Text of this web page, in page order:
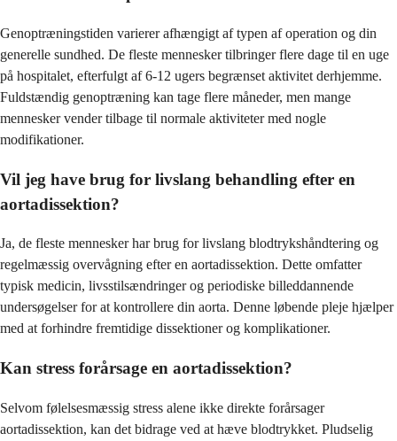
Genoptræningstiden varierer afhængigt af typen af operation og din
generelle sundhed. De fleste mennesker tilbringer flere dage til en uge
på hospitalet, efterfulgt af 6-12 ugers begrænset aktivitet derhjemme.
Fuldstændig genoptræning kan tage flere måneder, men mange
mennesker vender tilbage til normale aktiviteter med nogle
modifikationer.
Vil jeg have brug for livslang behandling efter en
aortadissektion?
Ja, de fleste mennesker har brug for livslang blodtrykshåndtering og
regelmæssig overvågning efter en aortadissektion. Dette omfatter
typisk medicin, livsstilsændringer og periodiske billeddannende
undersøgelser for at kontrollere din aorta. Denne løbende pleje hjælper
med at forhindre fremtidige dissektioner og komplikationer.
Kan stress forårsage en aortadissektion?
Selvom følelsesmæssig stress alene ikke direkte forårsager
aortadissektion, kan det bidrage ved at hæve blodtrykket. Pludselig